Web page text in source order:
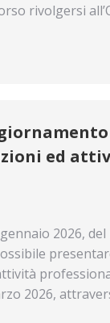
rivolgersi
ed
2026,
2026,